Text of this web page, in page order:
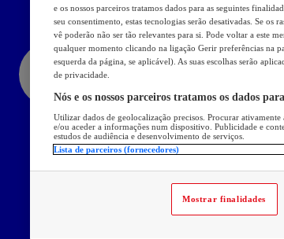
e os nossos parceiros tratamos dados para as seguintes
seu consentimento, estas tecnologias serão desativadas. Se os
vê poderão não ser tão relevantes para si. Pode voltar a este
qualquer momento clicando na ligação Gerir preferências na
esquerda da página, se aplicável). As suas escolhas serão
de privacidade.
Nós e os nossos parceiros tratamos os dados
Utilizar dados de geolocalização precisos. Procurar
e/ou aceder a informações num dispositivo. Publicidade e
estudos de audiência e desenvolvimento de serviços.
Lista de parceiros (fornecedores)
Mostrar finalidades